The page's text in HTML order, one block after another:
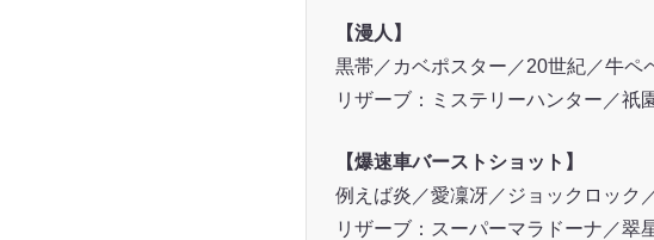
【漫人】
黒帯／カベポスター／20世紀／牛ペ
リザーブ：ミステリーハンター／祇
【爆速車バーストショット】
例えば炎／愛凜冴／ジョックロック
リザーブ：スーパーマラドーナ／翠